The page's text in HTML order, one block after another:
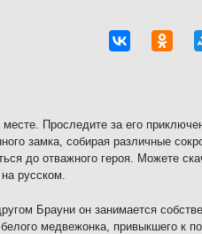
Проследите за его
замка, собирая различные
до отважного героя. Можете
русском.
Брауни он занимается
медвежонка, привыкшего к